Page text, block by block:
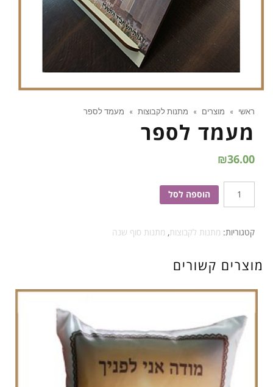
ראשי » מוצרים » מתנות לקבוצות » מעמד לספר
מעמד לספר
₪36.00
כמות
של
לספר
הוספה לסל
קטגוריות: מתנות לקבוצות, מתנות סוף שנה
מוצרים קשורים